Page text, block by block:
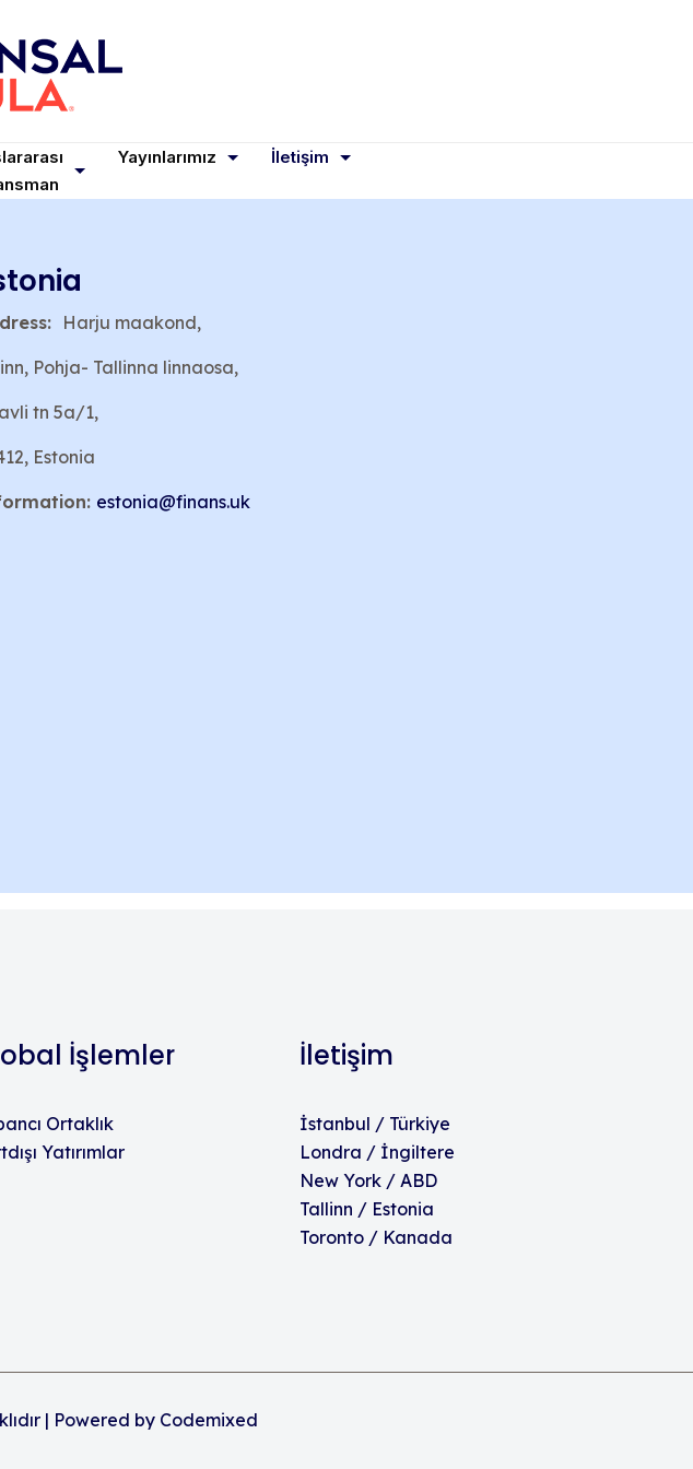
Yayınlarımız İletişim
Harju maakond,
Pohja- Tallinna linnaosa,
tn 5a/1,
Estonia
estonia@finans.uk
İşlemler
Ortaklık
Yatırımlar
İletişim
İstanbul / Türkiye
Londra / İngiltere
New York / ABD
Tallinn / Estonia
Toronto / Kanada
| Powered by Codemixed